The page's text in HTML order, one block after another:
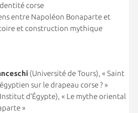
corse
entre Napoléon Bonaparte et
et construction mythique
(Université de Tours), « Saint
sur le drapeau corse ? »
d’Égypte), « Le mythe oriental
»